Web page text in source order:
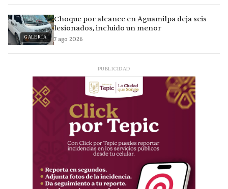
GALERÍA
Choque por alcance en Aguamilpa deja seis
lesionados, incluido un menor
7 ago 2026
PUBLICIDAD